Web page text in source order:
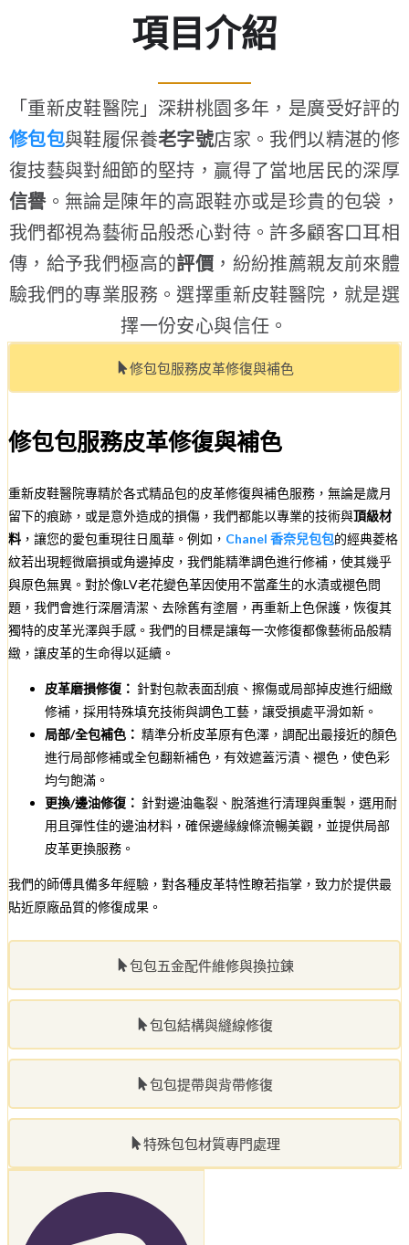
項目介紹
「重新皮鞋醫院」深耕桃園多年，是廣受好評的
修包包與鞋履保養老字號店家。我們以精湛的修
復技藝與對細節的堅持，贏得了當地居民的深厚
信譽。無論是陳年的高跟鞋亦或是珍貴的包袋，
我們都視為藝術品般悉心對待。許多顧客口耳相
傳，給予我們極高的評價 ，紛紛推薦親友前來體
驗我們的專業服務。選擇重新皮鞋醫院，就是選
擇一份安心與信任。
修包包服務皮革修復與補色
包包五金配件維修與換拉鍊
包包結構與縫線修復
包包提帶與背帶修復
特殊包包材質專門處理
修包包服務皮革修復與補色
重新皮鞋醫院專精於各式精品包的皮革修復與補色服務，無論是歲月
留下的痕跡，或是意外造成的損傷，我們都能以專業的技術與頂級材
料 ，讓您的愛包重現往日風華。例如， Chanel 香奈兒包包的經典菱格
紋若出現輕微磨損或角邊掉皮，我們能精準調色進行修補，使其幾乎
與原色無異。對於像LV老花變色革因使用不當產生的水漬或褪色問
題，我們會進行深層清潔、去除舊有塗層，再重新上色保護，恢復其
獨特的皮革光澤與手感。我們的目標是讓每一次修復都像藝術品般精
緻，讓皮革的生命得以延續。
皮革磨損修復： 針對包款表面刮痕、擦傷或局部掉皮進行細緻
修補，採用特殊填充技術與調色工藝，讓受損處平滑如新。
局部/全包補色： 精準分析皮革原有色澤，調配出最接近的顏色
進行局部修補或全包翻新補色，有效遮蓋污漬、褪色，使色彩
均勻飽滿。
更換/邊油修復： 針對邊油龜裂、脫落進行清理與重製，選用耐
用且彈性佳的邊油材料，確保邊緣線條流暢美觀，並提供局部
皮革更換服務。
我們的師傅具備多年經驗，對各種皮革特性瞭若指掌，致力於提供最
貼近原廠品質的修復成果。